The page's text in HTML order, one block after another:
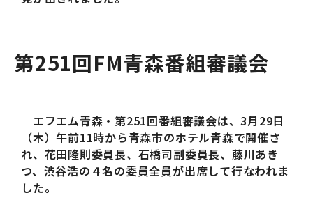
第251回FM青森番組審議会
エフエム青森・第251回番組審議会は、3月29日
（木）午前11時から青森市のホテル青森で開催さ
れ、花田隆則委員長、石橋司副委員長、藤川あき
つ、渋谷浩の４名の委員全員が出席して行なわれま
した。